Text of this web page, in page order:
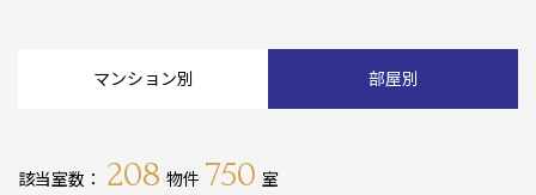
マンション別 部屋別
該当室数： 208 物件 750 室